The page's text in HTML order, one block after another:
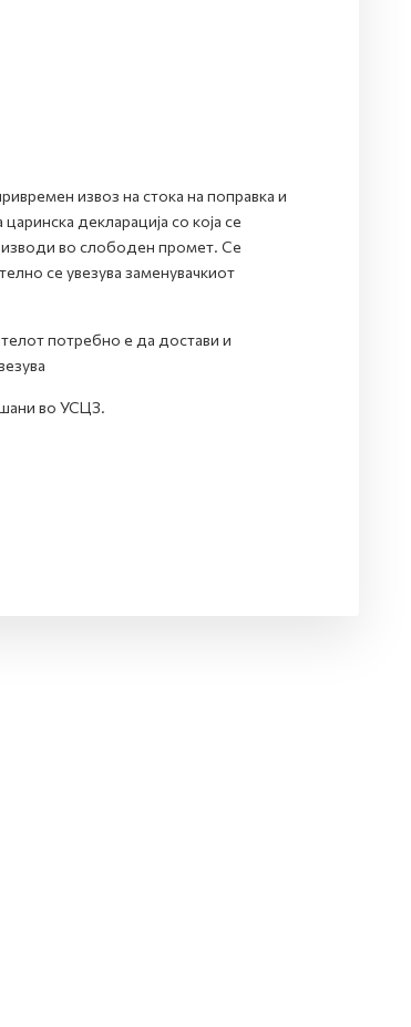
извоз на стока на поправка и
декларација со која се
во слободен промет. Се
се увезува заменувачкиот
потребно е да достави и
во УСЦЗ.